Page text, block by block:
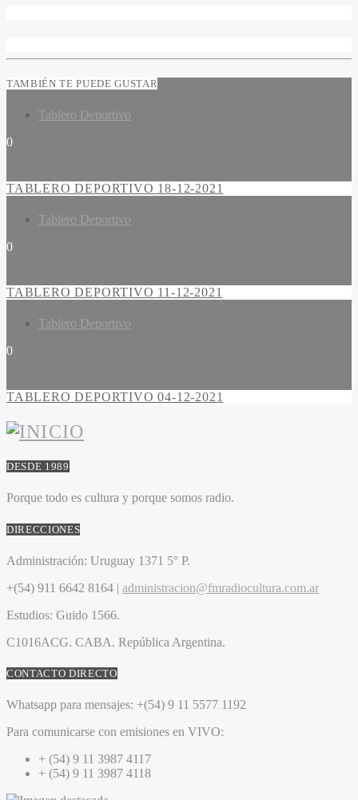
TAMBIÉN TE PUEDE GUSTAR
Tablero Deportivo
0
TABLERO DEPORTIVO 18-12-2021
Tablero Deportivo
0
TABLERO DEPORTIVO 11-12-2021
Tablero Deportivo
0
TABLERO DEPORTIVO 04-12-2021
DESDE 1989
Porque todo es cultura y porque somos radio.
DIRECCIONES
Administración: Uruguay 1371 5° P.
+(54) 911 6642 8164 | administracion@fmradiocultura.com.ar
Estudios: Guido 1566.
C1016ACG. CABA. República Argentina.
CONTACTO DIRECTO
Whatsapp para mensajes: +(54) 9 11 5577 1192
Para comunicarse con emisiones en VIVO:
+ (54) 9 11 3987 4117
+ (54) 9 11 3987 4118